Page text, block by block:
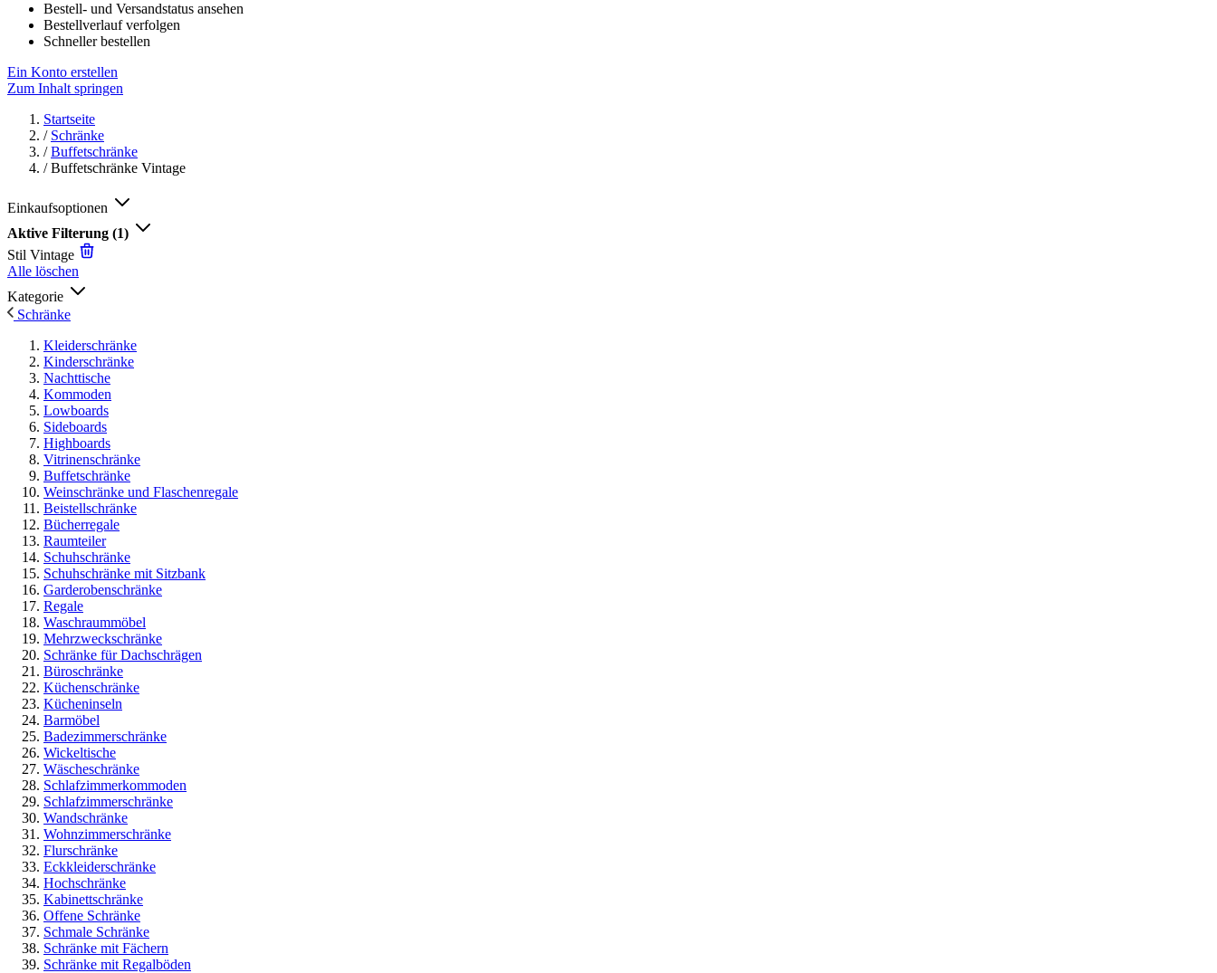
Bestell- und Versandstatus ansehen
Bestellverlauf verfolgen
Schneller bestellen
Ein Konto erstellen
Zum Inhalt springen
Startseite
/ Schränke
/ Buffetschränke
/ Buffetschränke Vintage
Einkaufsoptionen
Aktive Filterung (1)
Stil Vintage
Alle löschen
Kategorie
Schränke
Kleiderschränke
Kinderschränke
Nachttische
Kommoden
Lowboards
Sideboards
Highboards
Vitrinenschränke
Buffetschränke
Weinschränke und Flaschenregale
Beistellschränke
Bücherregale
Raumteiler
Schuhschränke
Schuhschränke mit Sitzbank
Garderobenschränke
Regale
Waschraummöbel
Mehrzweckschränke
Schränke für Dachschrägen
Büroschränke
Küchenschränke
Kücheninseln
Barmöbel
Badezimmerschränke
Wickeltische
Wäscheschränke
Schlafzimmerkommoden
Schlafzimmerschränke
Wandschränke
Wohnzimmerschränke
Flurschränke
Eckkleiderschränke
Hochschränke
Kabinettschränke
Offene Schränke
Schmale Schränke
Schränke mit Fächern
Schränke mit Regalböden